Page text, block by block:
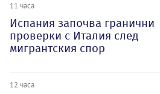
11 часа
Испания започва гранични
проверки с Италия след
мигрантския спор
12 часа